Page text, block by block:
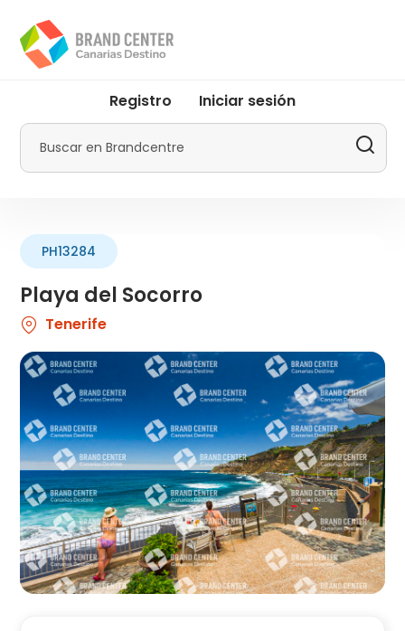
contenido
principal
menu
Promotur
Registro Iniciar sesión
Buscar
Playa del Socorro
PH13284
Tenerife